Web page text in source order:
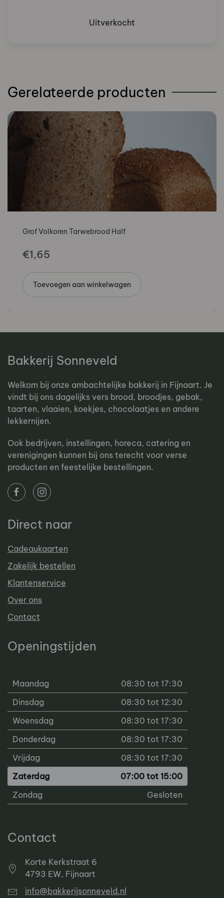
Uitverkocht
Gerelateerde producten
Grof Volkoren Tarwebrood Half
€1,65
Toevoegen aan winkelwagen
Bakkerij Sonneveld
Welkom bij onze ambachtelijke bakkerij in Fijnaart. Je
vindt bij ons dagelijks vers brood, broodjes, gebak,
taarten, vlaaien, koekjes, chocolaatjes en andere
lekkernijen.
Ook bedrijven, instellingen, horeca, catering en
verenigingen kunnen bij ons terecht voor verse
producten en feestelijke bestellingen.
Direct naar
Cadeaukaarten
Zakelijk bestellen
Klantenservice
Over ons
Contact
Openingstijden
Maandag
08:30 tot 17:30
Dinsdag
08:30 tot 12:30
Woensdag
08:30 tot 17:30
Donderdag
08:30 tot 17:30
Vrijdag
08:30 tot 17:30
Zaterdag
07:00 tot 15:00
Zondag
Gesloten
Contact
Korte Kerkstraat 6
4793 EW, Fijnaart
info@bakkerijsonneveld.nl